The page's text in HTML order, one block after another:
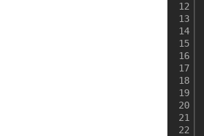
12
13
14
15
16
17
18
19
20
21
22